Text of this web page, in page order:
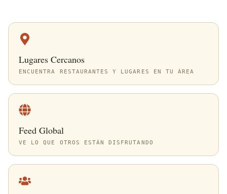
Lugares Cercanos
ENCUENTRA RESTAURANTES Y LUGARES EN TU ÁREA
Feed Global
VE LO QUE OTROS ESTÁN DISFRUTANDO